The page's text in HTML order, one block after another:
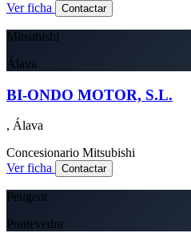
Ver ficha
Contactar
Mitsubishi
Álava
BI-ONDO MOTOR, S.L.
, Álava
Concesionario Mitsubishi
Ver ficha
Contactar
Peugeot
Pontevedra